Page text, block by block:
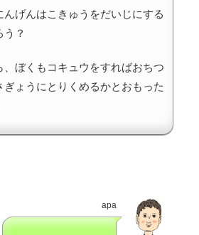
んげんはこきゅうをだいじにする
う？
、ぼくもコキュウをすればおちつ
ぎょうにとりくめるかとおもった
apa